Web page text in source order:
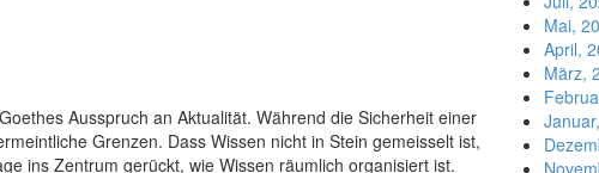
Ausspruch an Aktualität. Während die Sicherheit einer
Grenzen. Dass Wissen nicht in Stein gemeisselt ist,
ins Zentrum gerückt, wie Wissen räumlich organisiert ist.
Mai,
April,
März,